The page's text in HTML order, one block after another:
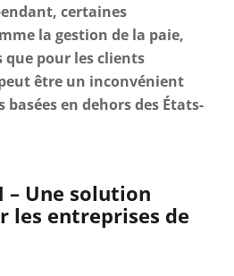
certaines
la gestion de la paie,
que pour les clients
être un inconvénient
en dehors des États-
– Une solution
les entreprises de